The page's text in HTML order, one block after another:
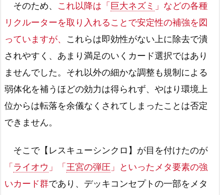
そのため、 これ以降は「 巨大ネズミ 」などの各種
リクルーターを取り入れることで安定性の補強を図
っていますが、 これらは即効性がない上に除去で潰
されやすく、あまり満足のいくカード選択ではあり
ませんでした。それ以外の細かな調整も規制による
弱体化を補うほどの効力は得られず、やはり環境上
位からは転落を余儀なくされてしまったことは否定
できません。
そこで【レスキューシンクロ】が目を付けたのが
「 ライオウ 」「 王宮の弾圧 」といったメタ要素の強
いカード群であり、デッキコンセプトの一部をメタ